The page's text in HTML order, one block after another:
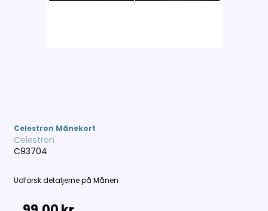
Celestron Månekort
Celestron
C93704
Udforsk detaljerne på Månen